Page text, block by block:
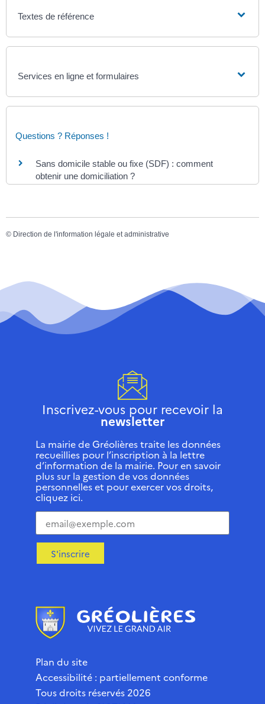
Textes de référence
Services en ligne et formulaires
Questions ? Réponses !
Sans domicile stable ou fixe (SDF) : comment
obtenir une domiciliation ?
© Direction de l'information légale et administrative
Inscrivez-vous pour recevoir la
newsletter
La mairie de Gréolières traite les données
recueillies pour l’inscription à la lettre
d’information de la mairie. Pour en savoir
plus sur la gestion de vos données
personnelles et pour exercer vos droits,
cliquez ici.
S'inscrire
Plan du site
Accessibilité : partiellement conforme
Tous droits réservés 2026